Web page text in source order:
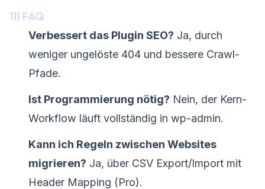
11) FAQ
Verbessert das Plugin SEO? Ja, durch
weniger ungelöste 404 und bessere Crawl-
Pfade.
Ist Programmierung nötig? Nein, der Kern-
Workflow läuft vollständig in wp-admin.
Kann ich Regeln zwischen Websites
migrieren? Ja, über CSV Export/Import mit
Header Mapping (Pro).